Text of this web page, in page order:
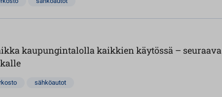
kaupungintalolla kaikkien käytössä – seuraava
sähköautot